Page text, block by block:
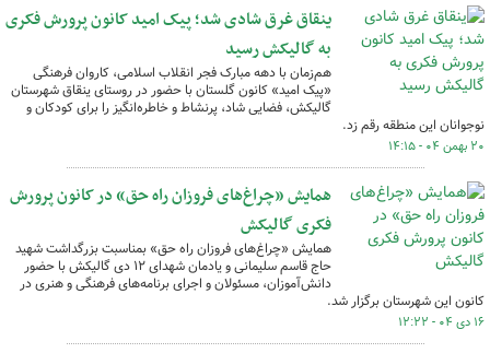
ینقاق غرق شادی شد؛ پیک امید کانون پرورش فکری
به گالیکش رسید
هم‌زمان با دهه مبارک فجر انقلاب اسلامی، کاروان فرهنگی
«پیک امید» کانون گلستان با حضور در روستای ینقاق شهرستان
گالیکش، فضایی شاد، پرنشاط و خاطره‌انگیز را برای کودکان و
نوجوانان این منطقه رقم زد.
۲۰ بهمن ۰۴ - ۱۴:۱۵
همایش «چراغ‌های فروزان راه حق» در کانون پرورش
فکری گالیکش
همایش «چراغ‌های فروزان راه حق» بمناسبت بزرگداشت شهید
حاج قاسم سلیمانی و یادمان شهدای ۱۲ دی گالیکش با حضور
دانش‌آموزان، مسئولان و اجرای برنامه‌های فرهنگی و هنری در
کانون این شهرستان برگزار شد.
۱۶ دی ۰۴ - ۱۲:۲۲